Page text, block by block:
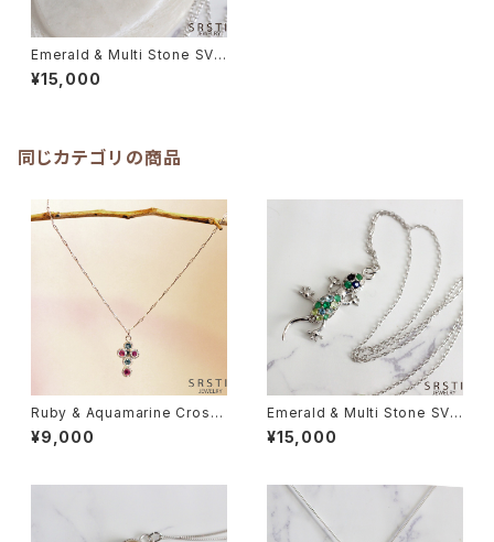
Emerald & Multi Stone SV9
25 Chipcali Pendant B
¥15,000
同じカテゴリの商品
Ruby & Aquamarine Cross
SV925 Charm Neckrace
¥9,000
Emerald & Multi Stone SV9
25 Chipcali Pendant A
¥15,000